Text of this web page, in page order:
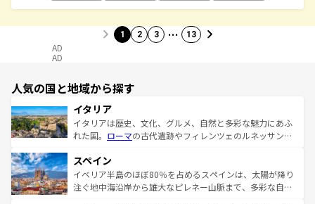
1 2 3 … 13
AD
AD
人気の国と地域から探す
イタリア
イタリアは歴史、文化、グルメ、自然と多彩な魅力にあふ
れた国。 ローマの古代遺跡やフィレンツェのルネッサンス
ろん、トスカーナの美しい田園風景やアマルフィ海岸の絶
景など、自然景観も見逃せない。観光の合間には、本場の
ピザやパスタなど、絶品のイタリア料理を堪能することも
スペイン
イベリア半島のほぼ80％を占めるスペインは、太陽が降り
注ぐ地中海沿岸から雄大なピレネー山脈まで、多彩な自然